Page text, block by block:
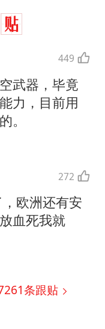
449
武器，毕竟
力，目前用
。
272
欧洲还有安
血死我就
条跟贴